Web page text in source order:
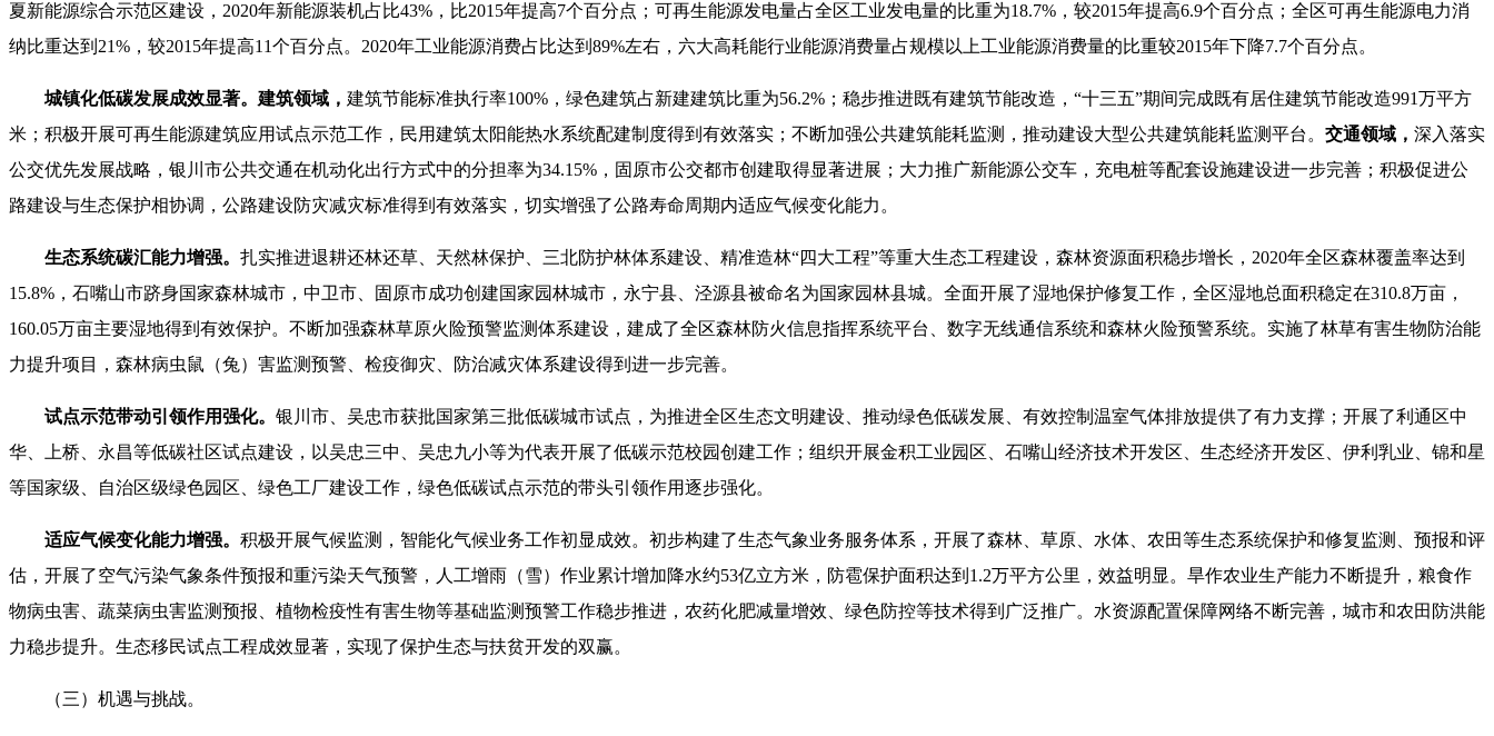
夏新能源综合示范区建设，2020年新能源装机占比43%，比2015年提高7个百分点；可再生能源发电量占全区工业发电量的比重为18.7%，较2015年提高6.9个百分点；全区可再生能源电力消
纳比重达到21%，较2015年提高11个百分点。2020年工业能源消费占比达到89%左右，六大高耗能行业能源消费量占规模以上工业能源消费量的比重较2015年下降7.7个百分点。
城镇化低碳发展成效显著。建筑领域， 建筑节能标准执行率100%，绿色建筑占新建建筑比重为56.2%；稳步推进既有建筑节能改造，“十三五”期间完成既有居住建筑节能改造991万平方
米；积极开展可再生能源建筑应用试点示范工作，民用建筑太阳能热水系统配建制度得到有效落实；不断加强公共建筑能耗监测，推动建设大型公共建筑能耗监测平台。 交通领域， 深入落实
公交优先发展战略，银川市公共交通在机动化出行方式中的分担率为34.15%，固原市公交都市创建取得显著进展；大力推广新能源公交车，充电桩等配套设施建设进一步完善；积极促进公
路建设与生态保护相协调，公路建设防灾减灾标准得到有效落实，切实增强了公路寿命周期内适应气候变化能力。
生态系统碳汇能力增强。 扎实推进退耕还林还草、天然林保护、三北防护林体系建设、精准造林“四大工程”等重大生态工程建设，森林资源面积稳步增长，2020年全区森林覆盖率达到
15.8%，石嘴山市跻身国家森林城市，中卫市、固原市成功创建国家园林城市，永宁县、泾源县被命名为国家园林县城。全面开展了湿地保护修复工作，全区湿地总面积稳定在310.8万亩，
160.05万亩主要湿地得到有效保护。不断加强森林草原火险预警监测体系建设，建成了全区森林防火信息指挥系统平台、数字无线通信系统和森林火险预警系统。实施了林草有害生物防治能
力提升项目，森林病虫鼠（兔）害监测预警、检疫御灾、防治减灾体系建设得到进一步完善。
试点示范带动引领作用强化。 银川市、吴忠市获批国家第三批低碳城市试点，为推进全区生态文明建设、推动绿色低碳发展、有效控制温室气体排放提供了有力支撑；开展了利通区中
华、上桥、永昌等低碳社区试点建设，以吴忠三中、吴忠九小等为代表开展了低碳示范校园创建工作；组织开展金积工业园区、石嘴山经济技术开发区、生态经济开发区、伊利乳业、锦和星
等国家级、自治区级绿色园区、绿色工厂建设工作，绿色低碳试点示范的带头引领作用逐步强化。
适应气候变化能力增强。 积极开展气候监测，智能化气候业务工作初显成效。初步构建了生态气象业务服务体系，开展了森林、草原、水体、农田等生态系统保护和修复监测、预报和评
估，开展了空气污染气象条件预报和重污染天气预警，人工增雨（雪）作业累计增加降水约53亿立方米，防雹保护面积达到1.2万平方公里，效益明显。旱作农业生产能力不断提升，粮食作
物病虫害、蔬菜病虫害监测预报、植物检疫性有害生物等基础监测预警工作稳步推进，农药化肥减量增效、绿色防控等技术得到广泛推广。水资源配置保障网络不断完善，城市和农田防洪能
力稳步提升。生态移民试点工程成效显著，实现了保护生态与扶贫开发的双赢。
（三）机遇与挑战。